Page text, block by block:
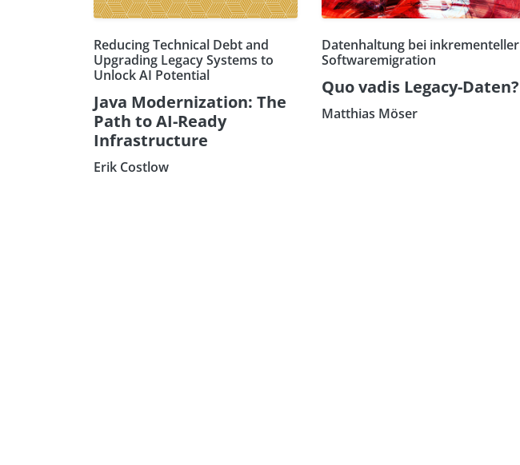
Reducing Technical Debt and
Upgrading Legacy Systems to
Unlock AI Potential
Java Modernization: The
Path to AI-Ready
Infrastructure
Erik Costlow
Datenhaltung bei inkrementeller
Softwaremigration
Quo vadis Legacy-Daten?
Matthias Möser